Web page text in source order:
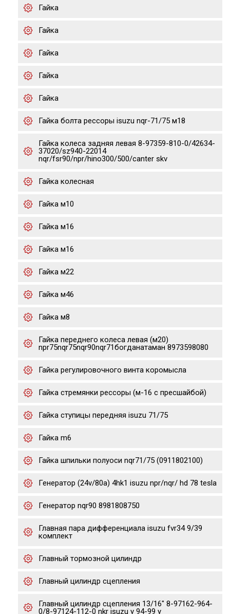
Гайка
Гайка
Гайка
Гайка
Гайка
Гайка болта рессоры isuzu nqr-71/75 м18
Гайка колеса задняя левая 8-97359-810-0/42634-
37020/sz940-22014
nqr/fsr90/npr/hino300/500/canter skv
Гайка колесная
Гайка м10
Гайка м16
Гайка м16
Гайка м22
Гайка м46
Гайка м8
Гайка переднего колеса левая (м20)
npr75nqr75nqr90nqr71богданатаман 8973598080
Гайка регулировочного винта коромысла
Гайка стремянки рессоры (м-16 с пресшайбой)
Гайка ступицы передняя isuzu 71/75
Гайка m6
Гайка шпильки полуоси nqr71/75 (0911802100)
Генератор (24v/80a) 4hk1 isuzu npr/nqr/ hd 78 tesla
Генератор nqr90 8981808750
Главная пара дифференциала isuzu fvr34 9/39
комплект
Главный тормозной цилиндр
Главный цилиндр сцепления
Главный цилиндр сцепления 13/16" 8-97162-964-
0/8-97124-112-0 nkr isuzu y 94-99 y